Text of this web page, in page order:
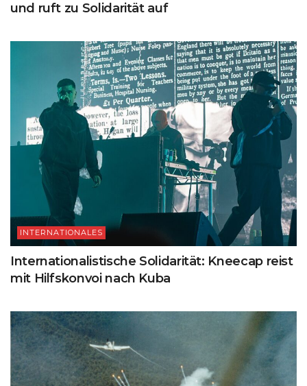
und ruft zu Solidarität auf
INTERNATIONALES
Internationalistische Solidarität: Kneecap reist
mit Hilfskonvoi nach Kuba